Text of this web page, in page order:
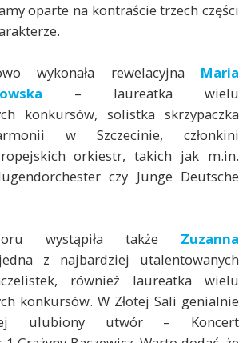
oparte na kontraście trzech części
wykonała rewelacyjna Maria
– laureatka wielu
konkursów, solistka skrzypaczka
w Szczecinie, członkini
orkiestr, takich jak m.in.
czy Junge Deutsche
wystąpiła także Zuzanna
z najbardziej utalentowanych
również laureatka wielu
konkursów. W Złotej Sali genialnie
Jej ulubiony utwór – Koncert